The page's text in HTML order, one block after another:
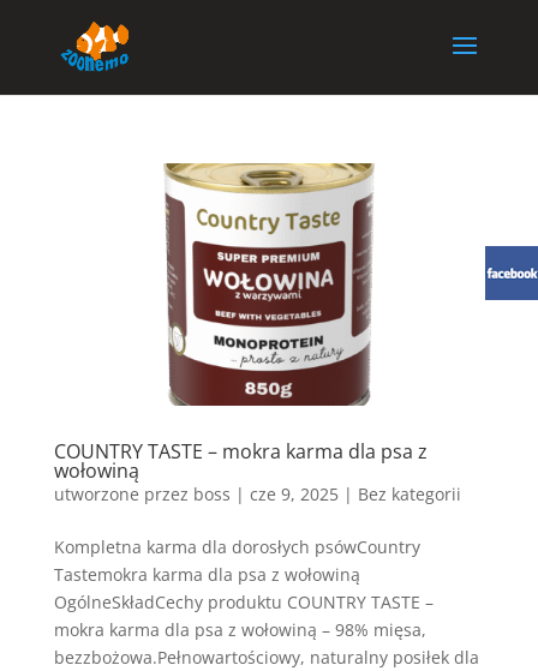
COUNTRY TASTE – mokra karma dla psa z
wołowiną
utworzone przez boss | cze 9, 2025| Bez kategorii
Kompletna karma dla dorosłych psówCountry
Tastemokra karma dla psa z wołowiną
OgólneSkładCechy produktu COUNTRY TASTE –
mokra karma dla psa z wołowiną – 98% mięsa,
bezzbożowa.Pełnowartościowy, naturalny posiłek dla